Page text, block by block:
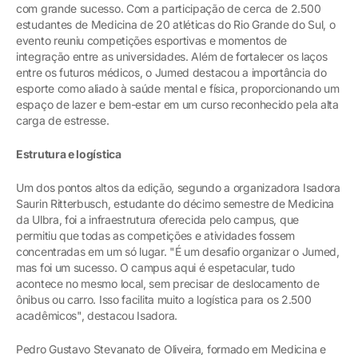
com grande sucesso. Com a participação de cerca de 2.500
estudantes de Medicina de 20 atléticas do Rio Grande do Sul, o
evento reuniu competições esportivas e momentos de
integração entre as universidades. Além de fortalecer os laços
entre os futuros médicos, o Jumed destacou a importância do
esporte como aliado à saúde mental e física, proporcionando um
espaço de lazer e bem-estar em um curso reconhecido pela alta
carga de estresse.
Estrutura e logística
Um dos pontos altos da edição, segundo a organizadora Isadora
Saurin Ritterbusch, estudante do décimo semestre de Medicina
da Ulbra, foi a infraestrutura oferecida pelo campus, que
permitiu que todas as competições e atividades fossem
concentradas em um só lugar. "É um desafio organizar o Jumed,
mas foi um sucesso. O campus aqui é espetacular, tudo
acontece no mesmo local, sem precisar de deslocamento de
ônibus ou carro. Isso facilita muito a logística para os 2.500
acadêmicos", destacou Isadora.
Pedro Gustavo Stevanato de Oliveira, formado em Medicina e